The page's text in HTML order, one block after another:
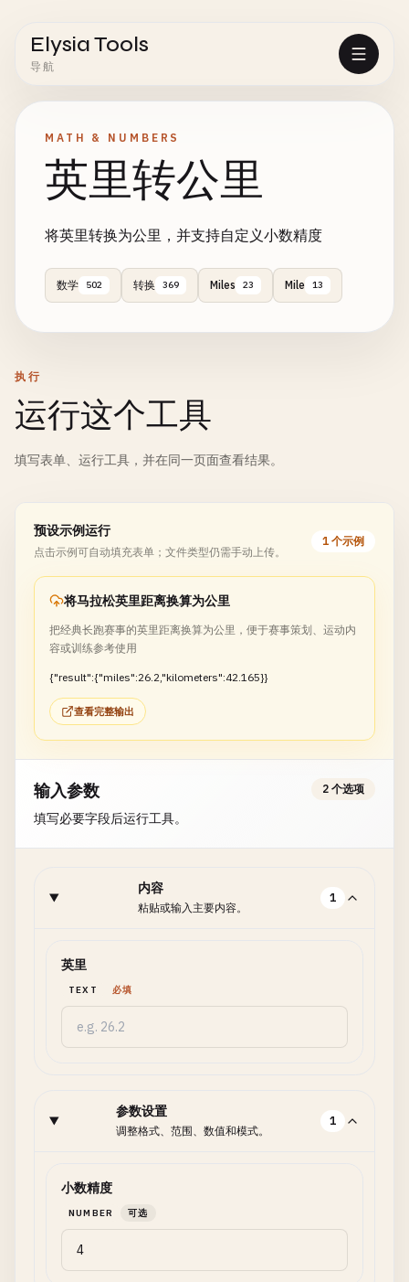
Elysia Tools
导航
MATH & NUMBERS
英里转公里
将英里转换为公里，并支持自定义小数精度
数学 502 转换 369 Miles 23 Mile 13
执行
运行这个工具
填写表单、运行工具，并在同一页面查看结果。
预设示例运行
点击示例可自动填充表单；文件类型仍需手动上传。
1 个示例
将马拉松英里距离换算为公里
把经典长跑赛事的英里距离换算为公里，便于赛事策划、运动内
容或训练参考使用
{"result":{"miles":26.2,"kilometers":42.165}}
查看完整输出
输入参数
填写必要字段后运行工具。
2 个选项
内容
粘贴或输入主要内容。
1
英里
TEXT 必填
参数设置
调整格式、范围、数值和模式。
1
小数精度
NUMBER 可选